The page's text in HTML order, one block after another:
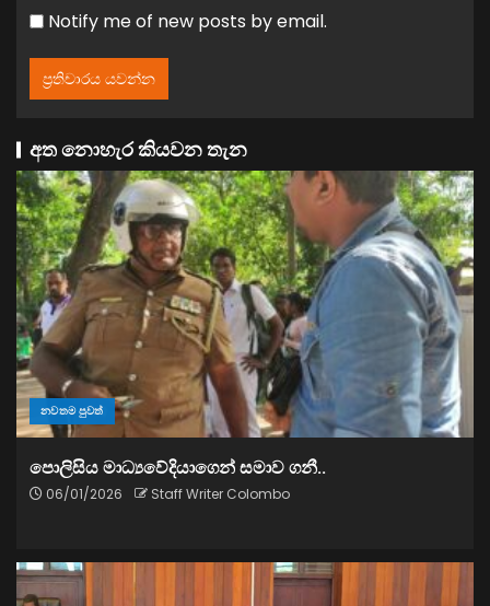
Notify me of new posts by email.
අත නොහැර කියවන තැන
නවතම පුවත්
පොලිසිය මාධ්‍යවේදියාගෙන් සමාව ගනී..
06/01/2026 Staff Writer Colombo